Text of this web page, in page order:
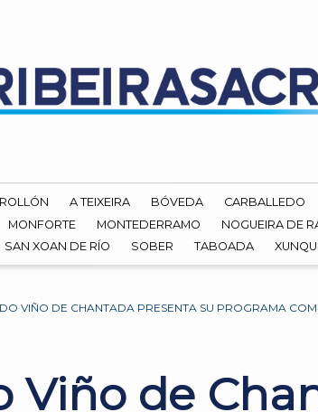
A TEIXEIRA BÓVEDA CARBALLEDO
MONFORTE MONTEDERRAMO NOGUEIRA DE
SAN XOAN DE RÍO SOBER TABOADA
VIÑO DE CHANTADA PRESENTA SU PROGRAMA
Viño de